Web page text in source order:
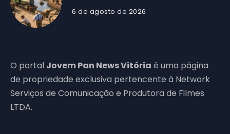
6 de agosto de 2026
O portal Jovem Pan News Vitória é uma página
de propriedade exclusiva pertencente à Network
Serviços de Comunicação e Produtora de Filmes
LTDA.